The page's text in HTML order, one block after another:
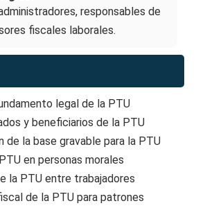
responsables de
fiscales laborales.
legal de la PTU
y beneficiarios de la PTU
de la base gravable para la PTU
en personas morales
la PTU entre trabajadores
de la PTU para patrones